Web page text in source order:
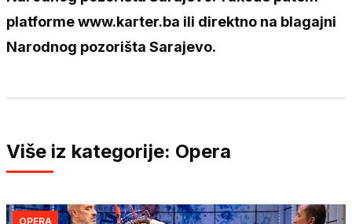
platforme www.karter.ba ili direktno na blagajni
Narodnog pozorišta Sarajevo.
Više iz kategorije: Opera
OPERA